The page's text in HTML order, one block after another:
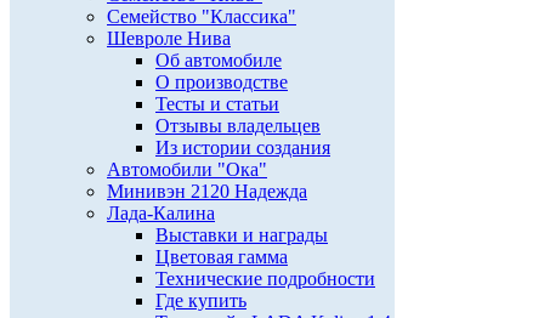
Семейство "Классика"
Шевроле Нива
Об автомобиле
О производстве
Тесты и статьи
Отзывы владельцев
Из истории создания
Автомобили "Ока"
Минивэн 2120 Надежда
Лада-Калина
Выставки и награды
Цветовая гамма
Технические подробности
Где купить